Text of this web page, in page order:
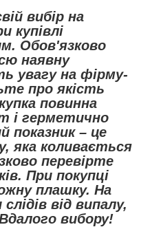
вибір на
купівлі
Обов'язково
наявну
увагу на фірму-
про якість
повинна
і герметично
показник – це
яка коливається
перевірте
При покупці
плашку. На
від випалу,
вибору!